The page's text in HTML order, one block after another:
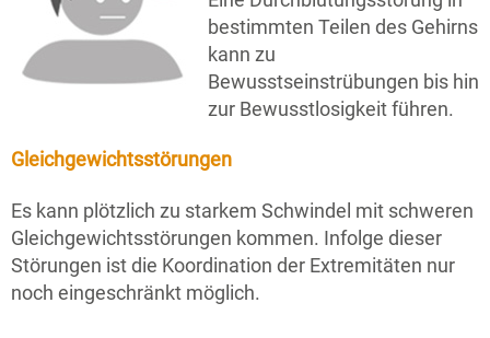
bestimmten Teilen des Gehirns
kann zu
Bewusstseinstrübungen bis hin
zur Bewusstlosigkeit führen.
Gleichgewichtsstörungen
Es kann plötzlich zu starkem Schwindel mit schweren
Gleichgewichtsstörungen kommen. Infolge dieser
Störungen ist die Koordination der Extremitäten nur
noch eingeschränkt möglich.